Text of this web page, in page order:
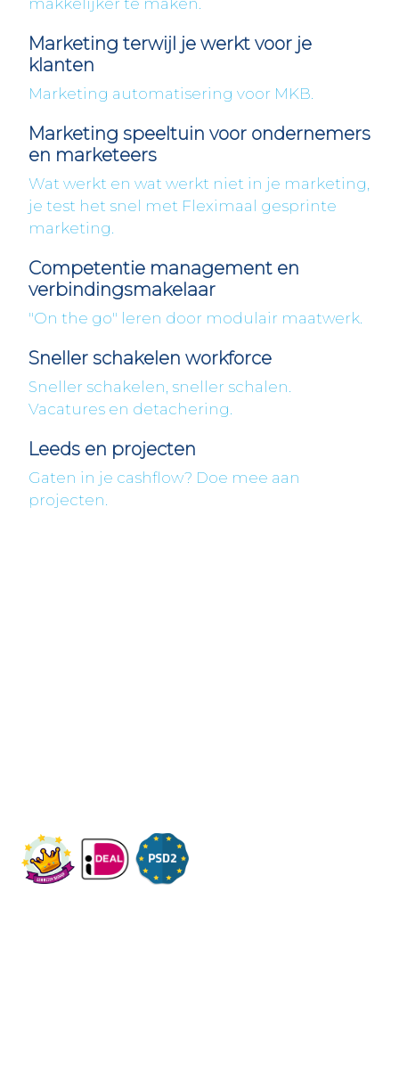
makkelijker te maken.
Marketing terwijl je werkt voor je
klanten
Marketing automatisering voor MKB.
Marketing speeltuin voor ondernemers
en marketeers
Wat werkt en wat werkt niet in je marketing,
je test het snel met Fleximaal gesprinte
marketing.
Competentie management en
verbindingsmakelaar
"On the go" leren door modulair maatwerk.
Sneller schakelen workforce
Sneller schakelen, sneller schalen.
Vacatures en detachering.
Leeds en projecten
Gaten in je cashflow? Doe mee aan
projecten.